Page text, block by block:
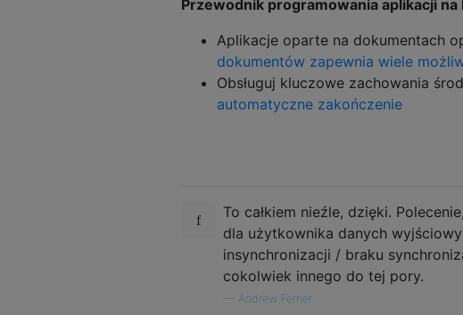
Przewodnik programowania aplikacji
Aplikacje oparte na dokumentach
dokumentów zapewnia wiele
Obsługuj kluczowe zachowania
automatyczne zakończenie
To całkiem nieźle, dzięki.
dla użytkownika danych
insynchronizacji / braku
cokolwiek innego do tej pory.
Andrew Ferrier